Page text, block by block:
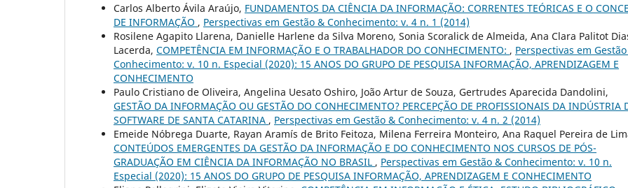
Carlos Alberto Ávila Araújo, FUNDAMENTOS DA CIÊNCIA DA INFORMAÇÃO: CORRENTES TEÓRICAS E O
DE INFORMAÇÃO , Perspectivas em Gestão & Conhecimento: v. 4 n. 1 (2014)
Rosilene Agapito Llarena, Danielle Harlene da Silva Moreno, Sonia Scoralick de Almeida, Ana Clara Palitot
Lacerda, COMPETÊNCIA EM INFORMAÇÃO E O TRABALHADOR DO CONHECIMENTO: , Perspectivas em
Conhecimento: v. 10 n. Especial (2020): 15 ANOS DO GRUPO DE PESQUISA INFORMAÇÃO, APRENDIZAGEM E
CONHECIMENTO
Paulo Cristiano de Oliveira, Angelina Uesato Oshiro, João Artur de Souza, Gertrudes Aparecida Dandolini,
GESTÃO DA INFORMAÇÃO OU GESTÃO DO CONHECIMENTO? PERCEPÇÃO DE PROFISSIONAIS DA INDÚSTRIA
SOFTWARE DE SANTA CATARINA , Perspectivas em Gestão & Conhecimento: v. 4 n. 2 (2014)
Emeide Nóbrega Duarte, Rayan Aramís de Brito Feitoza, Milena Ferreira Monteiro, Ana Raquel Pereira de
CONTEÚDOS EMERGENTES DA GESTÃO DA INFORMAÇÃO E DO CONHECIMENTO NOS CURSOS DE PÓS-
GRADUAÇÃO EM CIÊNCIA DA INFORMAÇÃO NO BRASIL , Perspectivas em Gestão & Conhecimento: v. 10 n.
Especial (2020): 15 ANOS DO GRUPO DE PESQUISA INFORMAÇÃO, APRENDIZAGEM E CONHECIMENTO